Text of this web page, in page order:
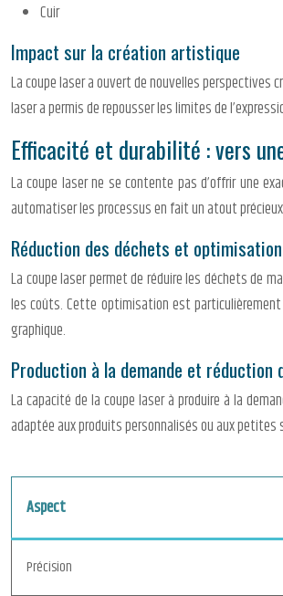
Cuir
Impact sur la création artistique
La coupe laser a ouvert de nouvelles
laser a permis de repousser les limites de
Efficacité et durabilité : vers
La coupe laser ne se contente pas d’offrir une
automatiser les processus en fait un atout
Réduction des déchets et
La coupe laser permet de réduire les déchets de
les coûts. Cette optimisation est particulièrement
graphique.
Production à la demande et réduction
La capacité de la coupe laser à produire à la
adaptée aux produits personnalisés ou aux petites
Aspect
Précision